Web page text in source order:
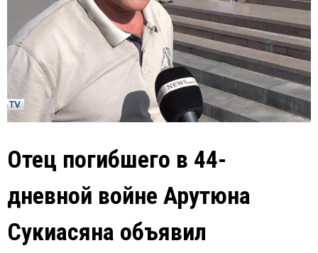
Отец погибшего в 44-
дневной войне Арутюна
Сукиасяна объявил